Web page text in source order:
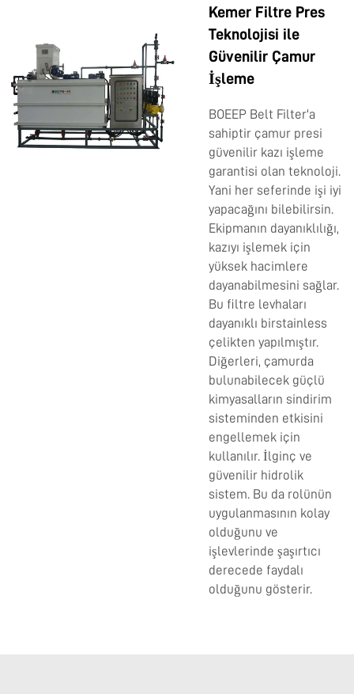
Kemer Filtre Pres
Teknolojisi ile
Güvenilir Çamur
İşleme
BOEEP Belt Filter'a
sahiptir çamur presi
güvenilir kazı işleme
garantisi olan teknoloji.
Yani her seferinde işi iyi
yapacağını bilebilirsin.
Ekipmanın dayanıklılığı,
kazıyı işlemek için
yüksek hacimlere
dayanabilmesini sağlar.
Bu filtre levhaları
dayanıklı birstainless
çelikten yapılmıştır.
Diğerleri, çamurda
bulunabilecek güçlü
kimyasalların sindirim
sisteminden etkisini
engellemek için
kullanılır. İlginç ve
güvenilir hidrolik
sistem. Bu da rolünün
uygulanmasının kolay
olduğunu ve
işlevlerinde şaşırtıcı
derecede faydalı
olduğunu gösterir.